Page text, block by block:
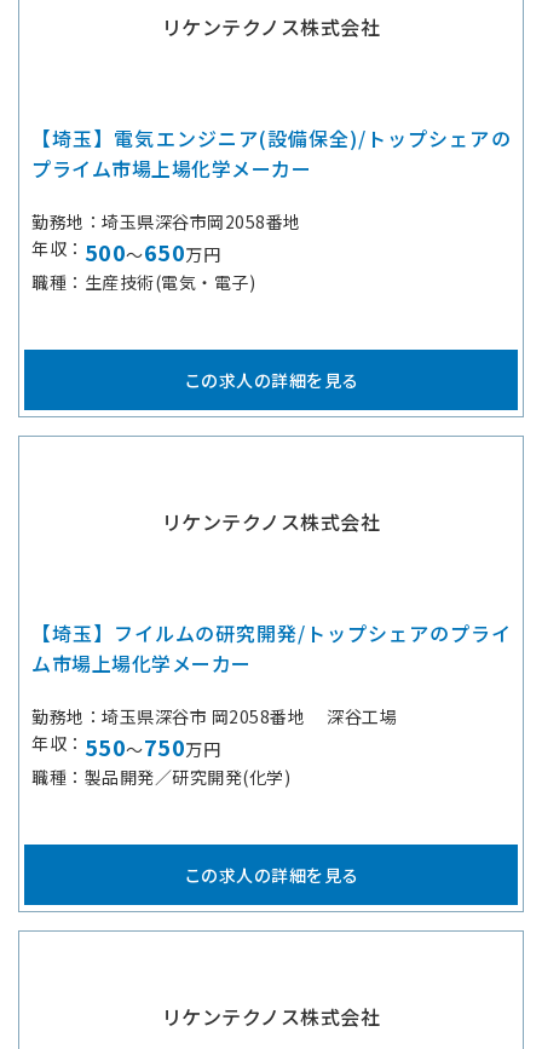
リケンテクノス株式会社
【埼玉】電気エンジニア(設備保全)/トップシェアの
プライム市場上場化学メーカー
勤務地
埼玉県深谷市岡2058番地
年収
500～650万円
職種
生産技術(電気・電子)
この求人の詳細を見る
リケンテクノス株式会社
【埼玉】フイルムの研究開発/トップシェアのプライ
ム市場上場化学メーカー
勤務地
埼玉県深谷市 岡2058番地 深谷工場
年収
550～750万円
職種
製品開発／研究開発(化学)
この求人の詳細を見る
リケンテクノス株式会社